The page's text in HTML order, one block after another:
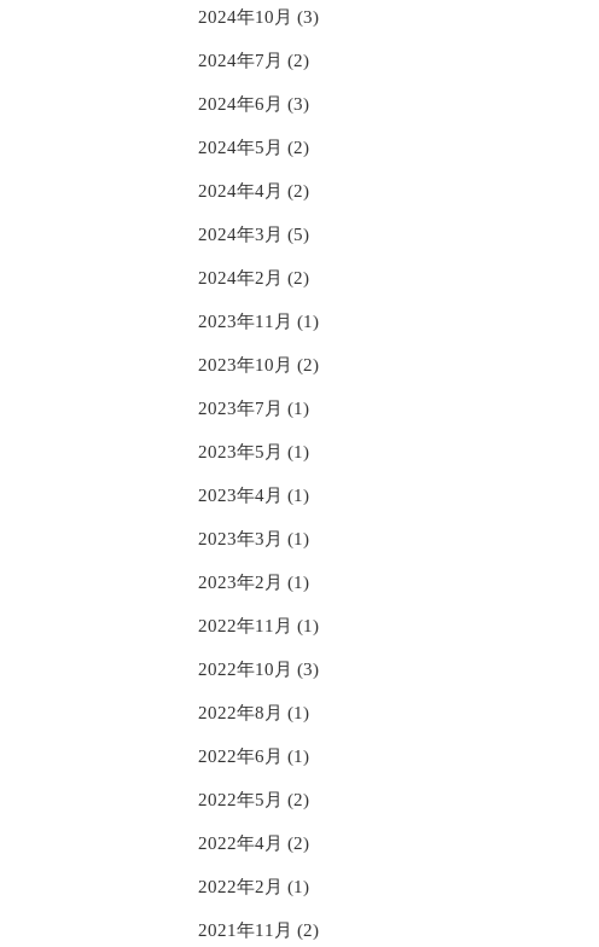
2024年10月 (3)
2024年7月 (2)
2024年6月 (3)
2024年5月 (2)
2024年4月 (2)
2024年3月 (5)
2024年2月 (2)
2023年11月 (1)
2023年10月 (2)
2023年7月 (1)
2023年5月 (1)
2023年4月 (1)
2023年3月 (1)
2023年2月 (1)
2022年11月 (1)
2022年10月 (3)
2022年8月 (1)
2022年6月 (1)
2022年5月 (2)
2022年4月 (2)
2022年2月 (1)
2021年11月 (2)